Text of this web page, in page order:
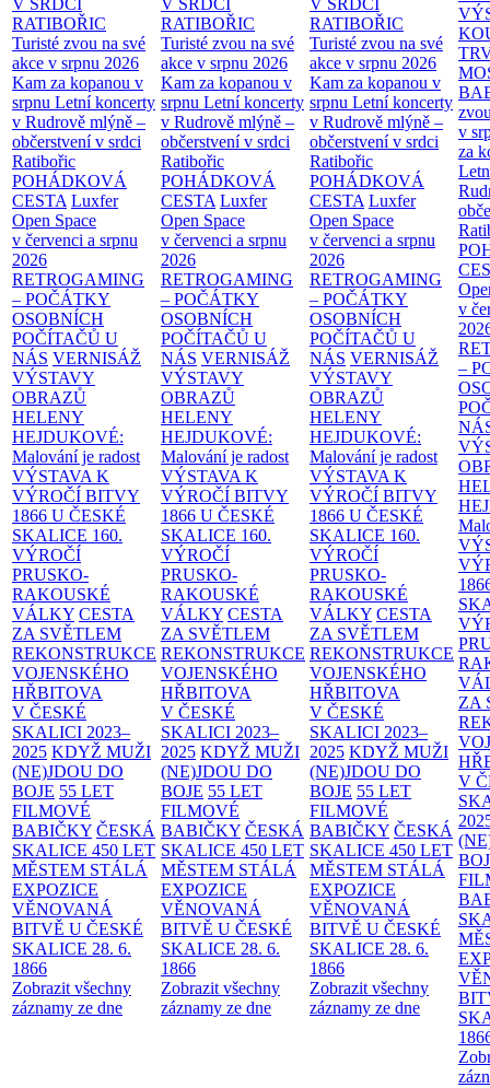
V SRDCI
RATIBOŘIC
Turisté zvou na své
akce v srpnu 2026
Kam za kopanou v
srpnu Letní koncerty
v Rudrově mlýně –
občerstvení v srdci
Ratibořic
POHÁDKOVÁ
CESTA Luxfer
Open Space
v červenci a srpnu
2026
RETROGAMING
– POČÁTKY
OSOBNÍCH
POČÍTAČŮ U
NÁS VERNISÁŽ
VÝSTAVY
OBRAZŮ
HELENY
HEJDUKOVÉ:
Malování je radost
VÝSTAVA K
VÝROČÍ BITVY
1866 U ČESKÉ
SKALICE 160.
VÝROČÍ
PRUSKO-
RAKOUSKÉ
VÁLKY CESTA
ZA SVĚTLEM
REKONSTRUKCE
VOJENSKÉHO
HŘBITOVA
V ČESKÉ
SKALICI 2023–
2025 KDYŽ MUŽI
(NE)JDOU DO
BOJE 55 LET
FILMOVÉ
BABIČKY ČESKÁ
SKALICE 450 LET
MĚSTEM STÁLÁ
EXPOZICE
VĚNOVANÁ
BITVĚ U ČESKÉ
SKALICE 28. 6.
1866
Zobrazit všechny
záznamy ze dne
V SRDCI
RATIBOŘIC
Turisté zvou na své
akce v srpnu 2026
Kam za kopanou v
srpnu Letní koncerty
v Rudrově mlýně –
občerstvení v srdci
Ratibořic
POHÁDKOVÁ
CESTA Luxfer
Open Space
v červenci a srpnu
2026
RETROGAMING
– POČÁTKY
OSOBNÍCH
POČÍTAČŮ U
NÁS VERNISÁŽ
VÝSTAVY
OBRAZŮ
HELENY
HEJDUKOVÉ:
Malování je radost
VÝSTAVA K
VÝROČÍ BITVY
1866 U ČESKÉ
SKALICE 160.
VÝROČÍ
PRUSKO-
RAKOUSKÉ
VÁLKY CESTA
ZA SVĚTLEM
REKONSTRUKCE
VOJENSKÉHO
HŘBITOVA
V ČESKÉ
SKALICI 2023–
2025 KDYŽ MUŽI
(NE)JDOU DO
BOJE 55 LET
FILMOVÉ
BABIČKY ČESKÁ
SKALICE 450 LET
MĚSTEM STÁLÁ
EXPOZICE
VĚNOVANÁ
BITVĚ U ČESKÉ
SKALICE 28. 6.
1866
Zobrazit všechny
záznamy ze dne
V SRDCI
RATIBOŘIC
Turisté zvou na své
akce v srpnu 2026
Kam za kopanou v
srpnu Letní koncerty
v Rudrově mlýně –
občerstvení v srdci
Ratibořic
POHÁDKOVÁ
CESTA Luxfer
Open Space
v červenci a srpnu
2026
RETROGAMING
– POČÁTKY
OSOBNÍCH
POČÍTAČŮ U
NÁS VERNISÁŽ
VÝSTAVY
OBRAZŮ
HELENY
HEJDUKOVÉ:
Malování je radost
VÝSTAVA K
VÝROČÍ BITVY
1866 U ČESKÉ
SKALICE 160.
VÝROČÍ
PRUSKO-
RAKOUSKÉ
VÁLKY CESTA
ZA SVĚTLEM
REKONSTRUKCE
VOJENSKÉHO
HŘBITOVA
V ČESKÉ
SKALICI 2023–
2025 KDYŽ MUŽI
(NE)JDOU DO
BOJE 55 LET
FILMOVÉ
BABIČKY ČESKÁ
SKALICE 450 LET
MĚSTEM STÁLÁ
EXPOZICE
VĚNOVANÁ
BITVĚ U ČESKÉ
SKALICE 28. 6.
1866
Zobrazit všechny
záznamy ze dne
v
za
v
–
ZA
V